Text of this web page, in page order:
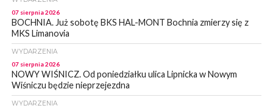
07 sierpnia 2026
BOCHNIA. Już sobotę BKS HAL-MONT Bochnia zmierzy się z
MKS Limanovia
WYDARZENIA
07 sierpnia 2026
NOWY WIŚNICZ. Od poniedziałku ulica Lipnicka w Nowym
Wiśniczu będzie nieprzejezdna
WYDARZENIA